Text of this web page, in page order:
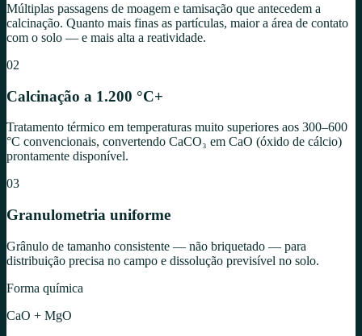
Múltiplas passagens de moagem e tamisação que antecedem a
calcinação. Quanto mais finas as partículas, maior a área de contato
com o solo — e mais alta a reatividade.
02
Calcinação a 1.200 °C+
Tratamento térmico em temperaturas muito superiores aos 300–600
°C convencionais, convertendo CaCO₃ em CaO (óxido de cálcio)
prontamente disponível.
03
Granulometria uniforme
Grânulo de tamanho consistente — não briquetado — para
distribuição precisa no campo e dissolução previsível no solo.
Forma química
CaO + MgO